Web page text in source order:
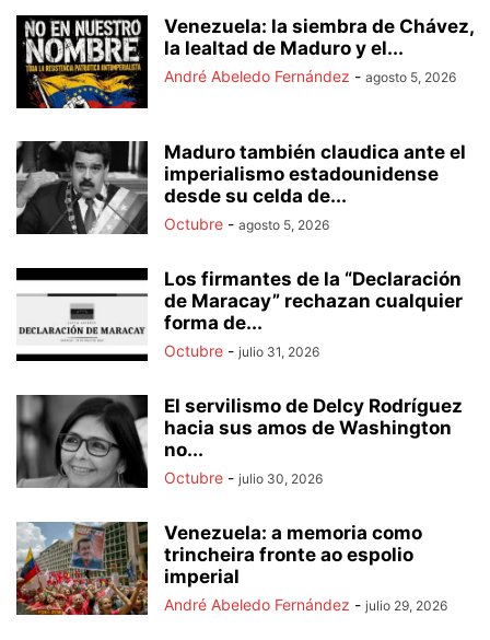
Venezuela: la siembra de Chávez,
la lealtad de Maduro y el...
André Abeledo Fernández - agosto 5, 2026
Maduro también claudica ante el
imperialismo estadounidense
desde su celda de...
Octubre - agosto 5, 2026
Los firmantes de la “Declaración
de Maracay” rechazan cualquier
forma de...
Octubre - julio 31, 2026
El servilismo de Delcy Rodríguez
hacia sus amos de Washington
no...
Octubre - julio 30, 2026
Venezuela: a memoria como
trincheira fronte ao espolio
imperial
André Abeledo Fernández - julio 29, 2026